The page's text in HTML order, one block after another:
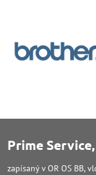
Prime
zapísaný v OR OS BB,